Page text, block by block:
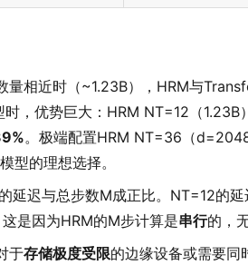
量相近时（~1.23B），HRM与
时，优势巨大：HRM NT=12（
。极端配置HRM NT=36（
型的理想选择。
延迟与总步数M成正比。NT=12的
是因为HRM的M步计算是串行的，
于存储极度受限的边缘设备或需要同